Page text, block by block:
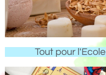
Tout pour l'Ecole